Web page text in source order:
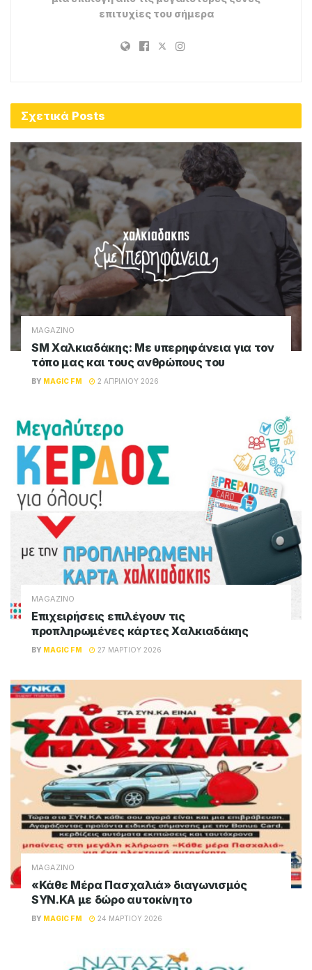
επιτυχίες του σήμερα
Σχετικά Posts
MAGAZINO
SM Χαλκιαδάκης: Με υπερηφάνεια για τον
τόπο μας και τους ανθρώπους του
BY MAGIC FM 2 ΑΠΡΙΛΊΟΥ 2026
MAGAZINO
Επιχειρήσεις επιλέγουν τις
προπληρωμένες κάρτες Χαλκιαδάκης
BY MAGIC FM 27 ΜΑΡΤΊΟΥ 2026
MAGAZINO
«Κάθε Μέρα Πασχαλιά» διαγωνισμός
SYN.KA με δώρο αυτοκίνητο
BY MAGIC FM 24 ΜΑΡΤΊΟΥ 2026